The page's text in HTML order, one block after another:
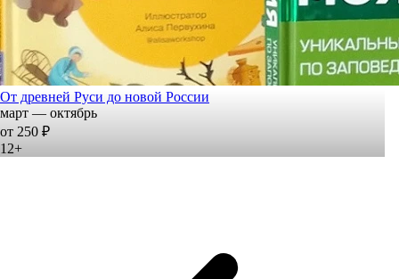
От древней Руси до новой России
март — октябрь
от 250 ₽
12+